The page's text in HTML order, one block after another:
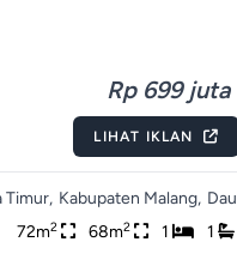
Rp 699 juta
LIHAT IKLAN
Timur, Kabupaten Malang, Dau
72m2 68m2 1 1